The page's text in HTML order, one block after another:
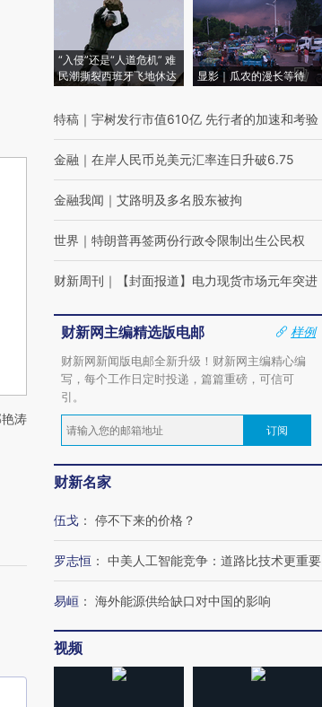
涛
“入侵”还是“人道危机” 难
民潮撕裂西班牙飞地休达
显影｜瓜农的漫长等待
特稿 ｜ 宇树发行市值610亿 先行者的加速和考验
金融 ｜ 在岸人民币兑美元汇率连日升破6.75
金融我闻 ｜ 艾路明及多名股东被拘
世界 ｜ 特朗普再签两份行政令限制出生公民权
财新周刊 ｜ 【封面报道】电力现货市场元年突进
财新网主编精选版电邮
样例
财新网新闻版电邮全新升级！财新网主编精心编
写，每个工作日定时投递，篇篇重磅，可信可
引。
订阅
财新名家
伍戈 ： 停不下来的价格？
罗志恒 ： 中美人工智能竞争：道路比技术更重要
易峘 ： 海外能源供给缺口对中国的影响
视频